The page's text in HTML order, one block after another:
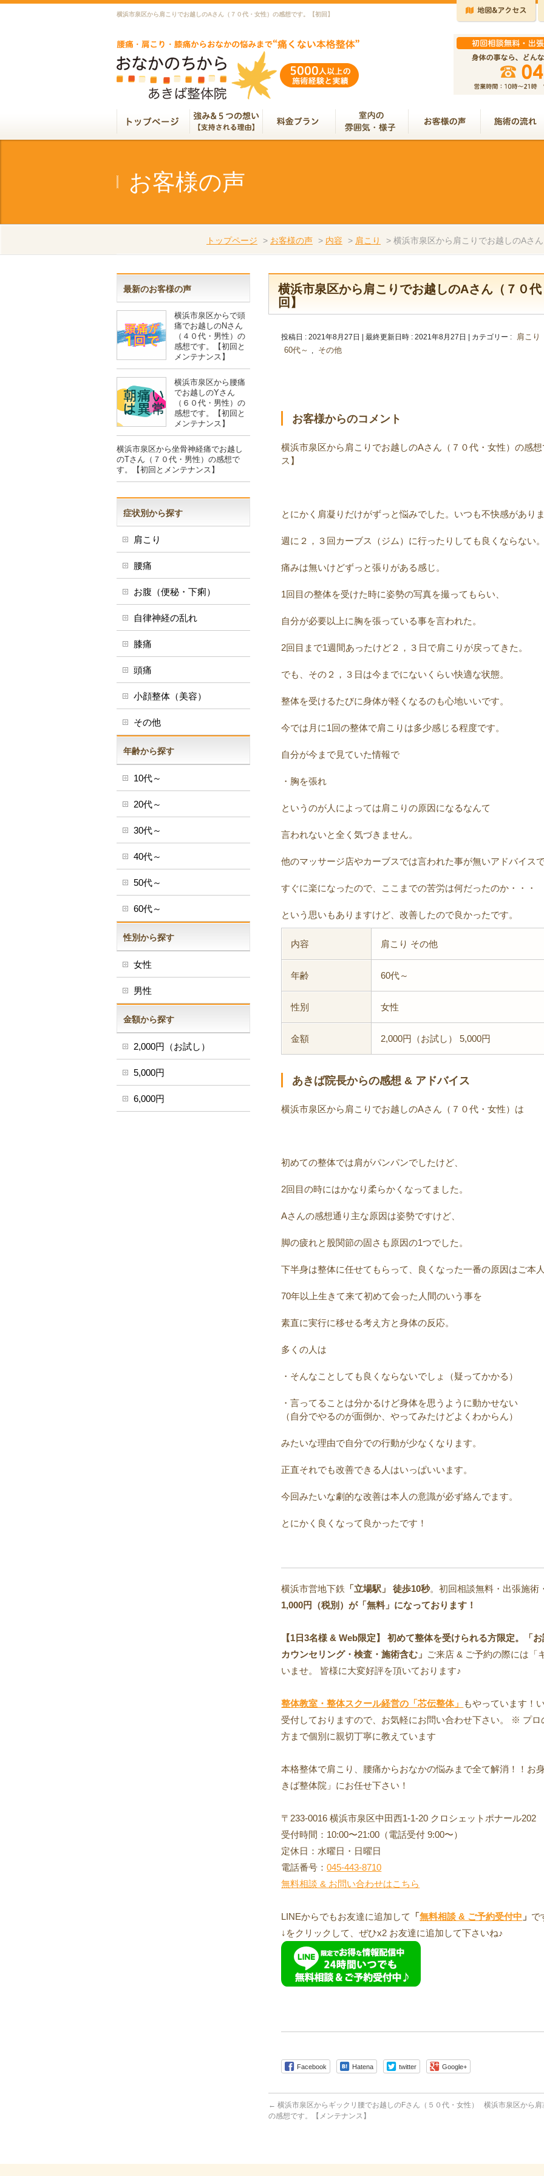
横浜市泉区から肩こりでお越しのAさん（７０代・女性）の感想です。【初回】
お客様の声
トップページ > お客様の声 > 内容 > 肩こり > 横浜市泉区から肩こりでお越しのAさ
横浜市泉区から肩こりでお越しのAさん（７０
回】
投稿日 : 2021年8月27日 最終更新日時 : 2021年8月27日 カテゴリー : 肩こり
60代～ , その他
お客様からのコメント
横浜市泉区から肩こりでお越しのAさん（７０代・女性）の感
ス】
とにかく肩凝りだけがずっと悩みでした。いつも不快感があり
週に２，３回カーブス（ジム）に行ったりしても良くならない
痛みは無いけどずっと張りがある感じ。
1回目の整体を受けた時に姿勢の写真を撮ってもらい、
自分が必要以上に胸を張っている事を言われた。
2回目まで1週間あったけど２，３日で肩こりが戻ってきた。
でも、その２，３日は今までにないくらい快適な状態。
整体を受けるたびに身体が軽くなるのも心地いいです。
今では月に1回の整体で肩こりは多少感じる程度です。
自分が今まで見ていた情報で
・胸を張れ
というのが人によっては肩こりの原因になるなんて
言われないと全く気づきません。
他のマッサージ店やカーブスでは言われた事が無いアドバイス
すぐに楽になったので、ここまでの苦労は何だったのか・・・
という思いもありますけど、改善したので良かったです。
内容 肩こり その他
年齢 60代～
性別 女性
金額 2,000円（お試し） 5,000円
あきば院長からの感想 & アドバイス
横浜市泉区から肩こりでお越しのAさん（７０代・女性）は
初めての整体では肩がパンパンでしたけど、
2回目の時にはかなり柔らかくなってました。
Aさんの感想通り主な原因は姿勢ですけど、
脚の疲れと股関節の固さも原因の1つでした。
下半身は整体に任せてもらって、良くなった一番の原因はご本
70年以上生きて来て初めて会った人間のいう事を
素直に実行に移せる考え方と身体の反応。
多くの人は
・そんなことしても良くならないでしょ（疑ってかかる）
・言ってることは分かるけど身体を思うように動かせない
（自分でやるのが面倒か、やってみたけどよくわからん）
みたいな理由で自分での行動が少なくなります。
正直それでも改善できる人はいっぱいいます。
今回みたいな劇的な改善は本人の意識が必ず絡んでます。
とにかく良くなって良かったです！
横浜市営地下鉄 「立場駅」 徒歩10秒。初回相談無料・出張施術
1,000円（税別）が「無料」になっております！
【1日3名様 & Web限定】 初めて整体を受けられる方限定。「
カウンセリング・検査・施術含む」 ご来店 & ご予約の際には「
いませ。 皆様に大変好評を頂いております♪
整体教室・整体スクール経営の「芯伝整体」
もやっています！
受付しておりますので、お気軽にお問い合わせ下さい。 ※ プ
方まで個別に親切丁寧に教えています
本格整体で肩こり、腰痛からおなかの悩みまで全て解消！！お
きば整体院」にお任せ下さい！
〒233-0016 横浜市泉区中田西1-1-20 クロシェットポナール202
受付時間：10:00〜21:00（電話受付 9:00〜）
定休日：水曜日・日曜日
電話番号：045-443-8710
無料相談 & お問い合わせはこちら
LINEからでもお友達に追加して 「無料相談 & ご予約受付中 」 で
↓をクリックして、ぜひx2 お友達に追加して下さいね♪
Facebook Hatena twitter Google+
← 横浜市泉区からギックリ腰でお越しのFさん（５０代・女性）
の感想です。【メンテナンス】
横浜市泉区から
最新のお客様の声
横浜市泉区からで頭
痛でお越しのNさん
（４０代・男性）の
感想です。【初回と
メンテナンス】
横浜市泉区から腰痛
でお越しのYさん
（６０代・男性）の
感想です。【初回と
メンテナンス】
横浜市泉区から坐骨神経痛でお越し
のTさん（７０代・男性）の感想で
す。【初回とメンテナンス】
症状別から探す
肩こり
腰痛
お腹（便秘・下痢）
自律神経の乱れ
膝痛
頭痛
小顔整体（美容）
その他
年齢から探す
10代～
20代～
30代～
40代～
50代～
60代～
性別から探す
女性
男性
金額から探す
2,000円（お試し）
5,000円
6,000円